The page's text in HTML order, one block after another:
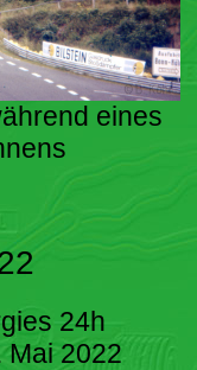
eines
24h
Mai 2022